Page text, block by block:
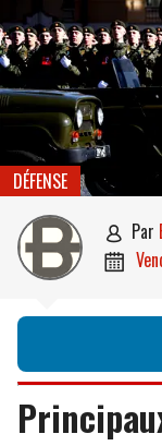
DÉFENSE
 par
